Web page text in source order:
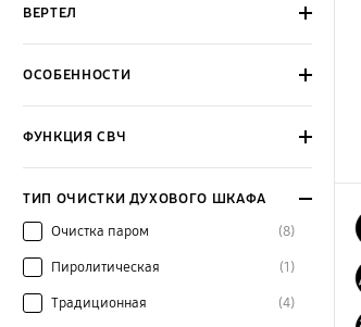
ВЕРТЕЛ
ОСОБЕННОСТИ
ФУНКЦИЯ СВЧ
ТИП ОЧИСТКИ ДУХОВОГО ШКАФА
Очистка паром
(8)
Пиролитическая (1)
Традиционная (4)